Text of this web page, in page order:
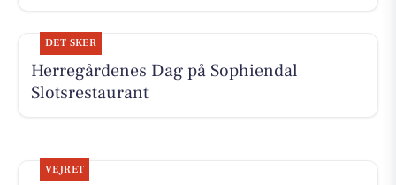
DET SKER
Herregårdenes Dag på Sophiendal
Slotsrestaurant
VEJRET